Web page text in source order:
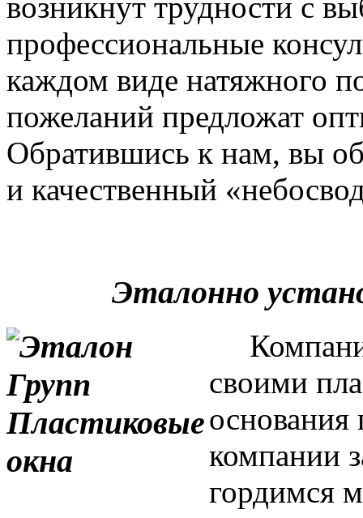
профессиональные
каждом виде натяжного
пожеланий предложат
Обратившись к нам, вы
и качественный
Эталонно
своими
основания
компании
гордимся